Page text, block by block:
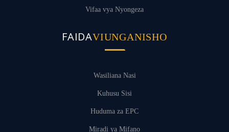
Vifaa vya Nyongeza
FAIDAVIUNGANISHO
Wasiliana Nasi
Kuhusu Sisi
Huduma za EPC
Miradi ya Mifano